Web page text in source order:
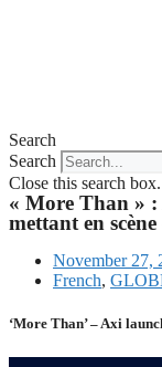
Search
Search
Close this search box.
« More Than » :
mettant en
November 27,
French,
‘More Than’ – Axi